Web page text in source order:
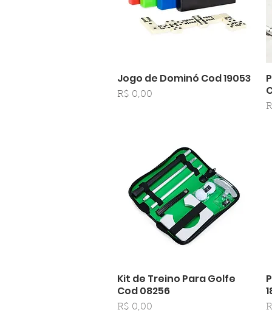
Visualização rápida
Jogo de Dominó Cod 19053
Preço
R$ 0,00
Visualização rápida
Kit de Treino Para Golfe
Cod 08256
Preço
R$ 0,00